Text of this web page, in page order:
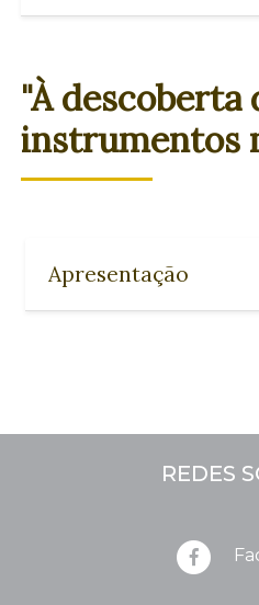
"À descoberta
instrumentos
Apresentação
REDES